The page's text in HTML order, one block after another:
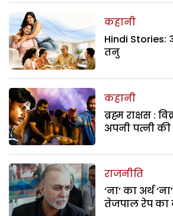
कहानी
Hindi
तनु
कहानी
ब्रह्म राक्षस :
अपनी पत्नी
राजनीति
‘ना’ का अर्थ
तेजपाल रेप का